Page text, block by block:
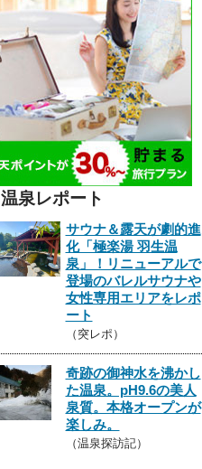
温泉レポート
サウナ＆露天が劇的進
化「極楽湯 羽生温
泉」！リニューアルで
登場のバレルサウナや
女性専用エリアをレポ
ート
（突レポ）
奇跡の御神水を沸かし
た温泉。pH9.6の美人
泉質。本格オープンが
楽しみ。
（温泉探訪記）